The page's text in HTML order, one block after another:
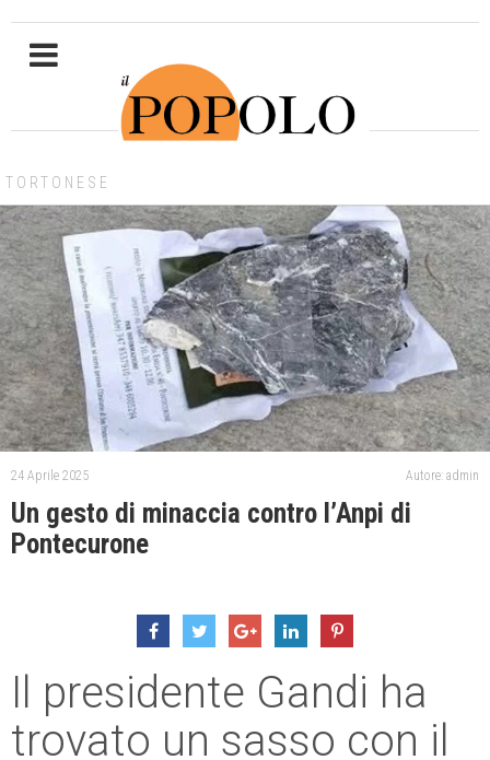
TORTONESE
24 Aprile 2025 Autore: admin
Un gesto di minaccia contro l’Anpi di
Pontecurone
Il presidente Gandi ha
trovato un sasso con il